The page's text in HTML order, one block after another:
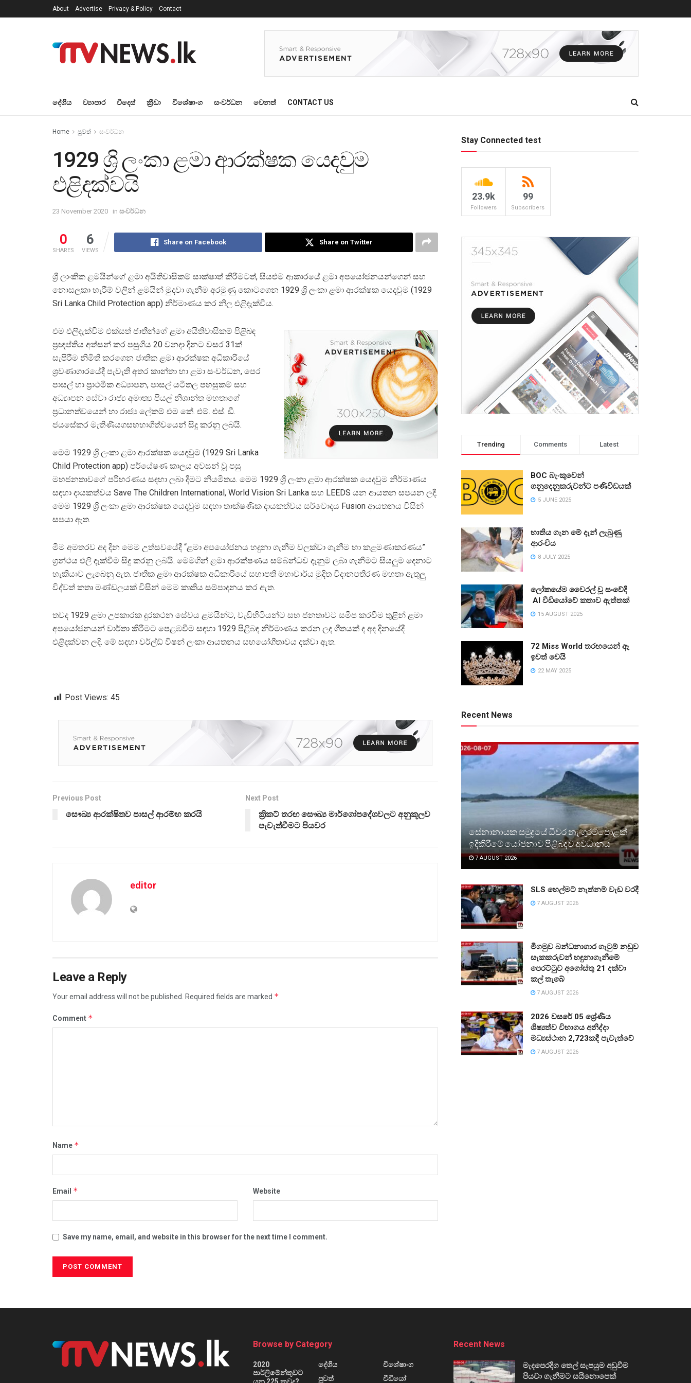
About Advertise Privacy & Policy Contact
දේශීය ව්‍යාපාර විදෙස් ක්‍රීඩා විශේෂාංග සංවර්ධන වෙනත් CONTACT US
Home පුවත් සංවර්ධන
1929 ශ්‍රි ලංකා ළමා ආරක්ෂක යෙදවුම
එළිදක්වයි
23 November 2020 in සංවර්ධන
0
SHARES
6
VIEWS
Share on Facebook Share on Twitter
ශ්‍රී ලාංකික ළමයින්ගේ ළමා අයිතිවාසිකම් සාක්ෂාත් කිරීමටත්, සියළුම ආකාරයේ ළමා අපයෝජනයන්ගෙන් සහ
නොසලකා හැරීම් වලින් ළමයින් මුදවා ගැනීම අරමුණු කොටගෙන 1929 ශ්‍රි ලංකා ළමා ආරක්ෂක යෙදවුම (1929
Sri Lanka Child Protection app) නිර්මාණය කර නිල එළිදැක්වීය.
එම එලිදැක්වීම එක්සත් ජාතීන්ගේ ළමා අයිතිවාසිකම් පිළිබඳ
ප්‍රඥප්තිය අත්සන් කර පසුගිය 20 වනදා දිනට වසර 31ක්
සැපිරීම නිමිති කරගෙන ජාතික ළමා ආරක්ෂක අධිකාරියේ
ශ්‍රවණාගාරයේදී පැවැති අතර කාන්තා හා ළමා සංවර්ධන, පෙර
පාසල් හා ප්‍රාථමික අධ්‍යාපන, පාසල් යටිතල පහසුකම් සහ
අධ්‍යාපන සේවා රාජ්‍ය අමාත්‍ය පියල් නිශාන්ත මහතාගේ
ප්‍රධානත්වයෙන් හා රාජ්‍ය ලේකම් එම කේ. එම්. එස්. ඩී.
ජයසේකර මැතිණියගසහභාගීත්වයෙන් සිදු කරනු ලබයි.
මෙම 1929 ශ්‍රි ලංකා ළමා ආරක්ෂක යෙදවුම (1929 Sri Lanka
Child Protection app) පර්යේෂණ කාලය අවසන් වූ පසු
මහජනතාවගේ පරිහරණය සඳහා ලබා දීමට නියමිතය. මෙම 1929 ශ්‍රි ලංකා ළමා ආරක්ෂක යෙදවුම නිර්මාණය
සඳහා දායකත්වය Save The Children International, World Vision Sri Lanka සහ LEEDS යන ආයතන සපයන ලදී.
මෙම 1929 ශ්‍රි ලංකා ළමා ආරක්ෂක යෙදවුම සඳහා තාක්ෂණික දායකත්වය සර්වොදය Fusion ආයතනය විසින්
සපයා ඇත.
මීම අමතරව අද දින මෙම උත්සවයේදී “ළමා අපයෝජනය හදුනා ගැනීම වලක්වා ගැනීම හා කළමණාකරණය”
ග්‍රන්ථය එලි දැක්වීම සිදු කරනු ලබයි. මෙමගින් ළමා ආරක්ෂණය සම්බන්ධව දැනුම ලබා ගැනීමට සියලුම දෙනාට
හැකියාව ලැබෙනු ඇත. ජාතික ළමා ආරක්ෂක අධිකාරියේ සභාපති මහාචාර්ය මුදිත විදානපතිරණ මහතා ඇතුලු
විද්වත් කතෘ මණ්ඩලයක් විසින් මෙම කෘතිය සම්පාදනය කර ඇත.
තවද 1929 ළමා උපකාරක දුරකථන සේවය ළමයින්ට, වැඩිහිටියන්ට සහ ජනතාවට සමීප කරවීම තුළින් ළමා
අපයෝජනයන් වාර්තා කිරීමට පෙළඹවීම සඳහා 1929 පිළීබඳ නිර්මාණය කරන ලද ගීතයක් ද අද දිනයේදී
එළිදක්වන ලදි. මේ සඳහා වර්ල්ඩ් විෂන් ලංකා ආයතනය සහයෝගීතාවය දක්වා ඇත.
Post Views: 45
Previous Post
සෞඛ්‍ය ආරක්ෂිතව පාසල් ආරම්භ කරයි
Next Post
ක්‍රිකට් තරඟ සෞඛ්‍ය මාර්ගෝපදේශවලට අනුකූලව
පැවැත්වීමට පියවර
editor
Leave a Reply
Your email address will not be published. Required fields are marked *
Comment *
Name *
Email * Website
Save my name, email, and website in this browser for the next time I comment.
Stay Connected test
23.9k
Followers
99
Subscribers
Trending Comments Latest
BOC බැංකුවෙන්
ගනුදෙනුකරුවන්ට පණිවිඩයක්
5 JUNE 2025
භාතිය ගැන මේ දැන් ලැබුණු
ආරංචිය
8 JULY 2025
ලෝකයේම වෛරල් වූ සංවේදී
AI වීඩියෝවේ කතාව ඇත්තක්
15 AUGUST 2025
72 Miss World තරඟයෙන් ඈ
ඉවත් වෙයි
22 MAY 2025
Recent News
සේනානායක සමුද්‍රයේ ධීවර නැංගුරම්පොළක්
ඉදිකිරීමේ යෝජනාව පිළිබඳව අවධානය
7 AUGUST 2026
SLS හෙල්මට් නැත්නම් වැඩ වරදී
7 AUGUST 2026
මීගමුව බන්ධනාගාර ගැටුම් නඩුව
සැකකරුවන් හඳුනාගැනීමේ
පෙරට්ටුව අගෝස්තු 21 දක්වා
කල් තැබේ
7 AUGUST 2026
2026 වසරේ 05 ශ්‍රේණිය
ශිෂ්‍යත්ව විභාගය අනිද්දා
මධ්‍යස්ථාන 2,723කදී පැවැත්වේ
7 AUGUST 2026
Browse by Category
2020
පාර්ලිමේන්තුවට
යන 225 කවුද?
දේශීය
පුවත්
විශේෂාංග
වීඩියෝ
Recent News
මැදපෙරදිග තෙල් සැපයුම අඩුවීම
පියවා ගැනීමට සයිනොපෙක්